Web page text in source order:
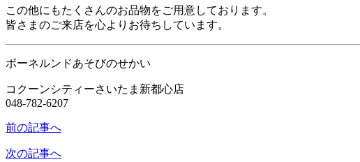
この他にもたくさんのお品物をご用意しております。
皆さまのご来店を心よりお待ちしています。
ボーネルンドあそびのせかい
コクーンシティーさいたま新都心店
048-782-6207
前の記事へ
次の記事へ